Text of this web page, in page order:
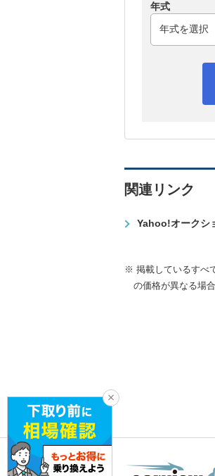
年式
関連リンク
Yahoo!オークシ
※ 掲載しているすべ
の価格が異なる場